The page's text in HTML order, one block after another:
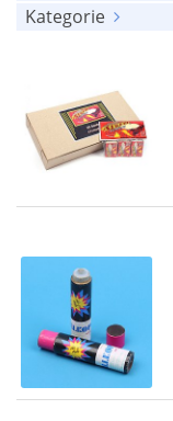
alle anzeigen
Kategorie
Knallkörper
Feuertöpfe(3)
Fontänen u. Sonnen
Feuerwerkskörper